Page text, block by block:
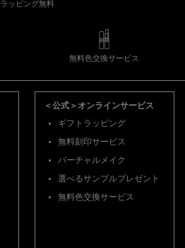
ラッピング無料
無料色交換サービス
＜公式＞オンラインサービス
ギフトラッピング
無料刻印サービス
バーチャルメイク
選べるサンプルプレゼント
無料色交換サービス